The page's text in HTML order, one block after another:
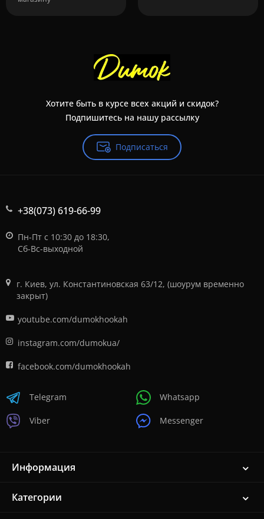
Хотите быть в курсе всех акций и скидок?
Подпишитесь на нашу рассылку
Подписаться
+38(073) 619-66-99
Пн-Пт с 10:30 до 18:30,
Сб-Вс-выходной
г. Киев, ул. Константиновская 63/12, (шоурум временно
закрыт)
youtube.com/dumokhookah
instagram.com/dumokua/
facebook.com/dumokhookah
Telegram
Viber
Whatsapp
Messenger
Информация
Категории